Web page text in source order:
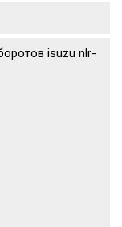
isuzu nlr-